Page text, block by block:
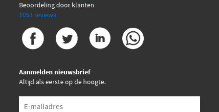
Beoordeling door klanten
1053 reviews
Aanmelden nieuwsbrief
Altijd als eerste op de hoogte.